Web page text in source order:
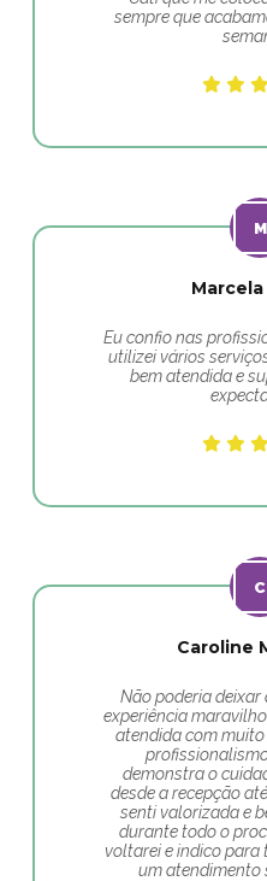
sempre que
Eu confio nas
utilizei vários
bem atendida e
Caroline
Não poderia
experiência
atendida com
demonstra o
desde a recepção
senti valorizada e
durante todo o
voltarei e indico
um atendimento